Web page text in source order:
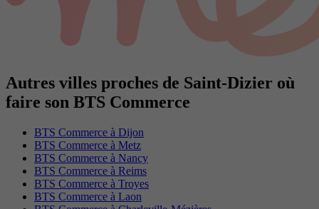
Autres villes proches de Saint-Dizier où
faire son BTS Commerce
BTS Commerce à Dijon
BTS Commerce à Metz
BTS Commerce à Nancy
BTS Commerce à Reims
BTS Commerce à Troyes
BTS Commerce à Laon